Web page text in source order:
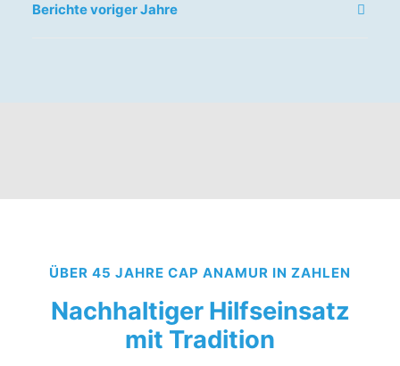
Berichte voriger Jahre
ÜBER 45 JAHRE CAP ANAMUR IN ZAHLEN
Nachhaltiger Hilfseinsatz
mit Tradition